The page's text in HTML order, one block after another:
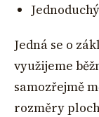
Jedná se o
využijeme
samozřejmě
rozměry